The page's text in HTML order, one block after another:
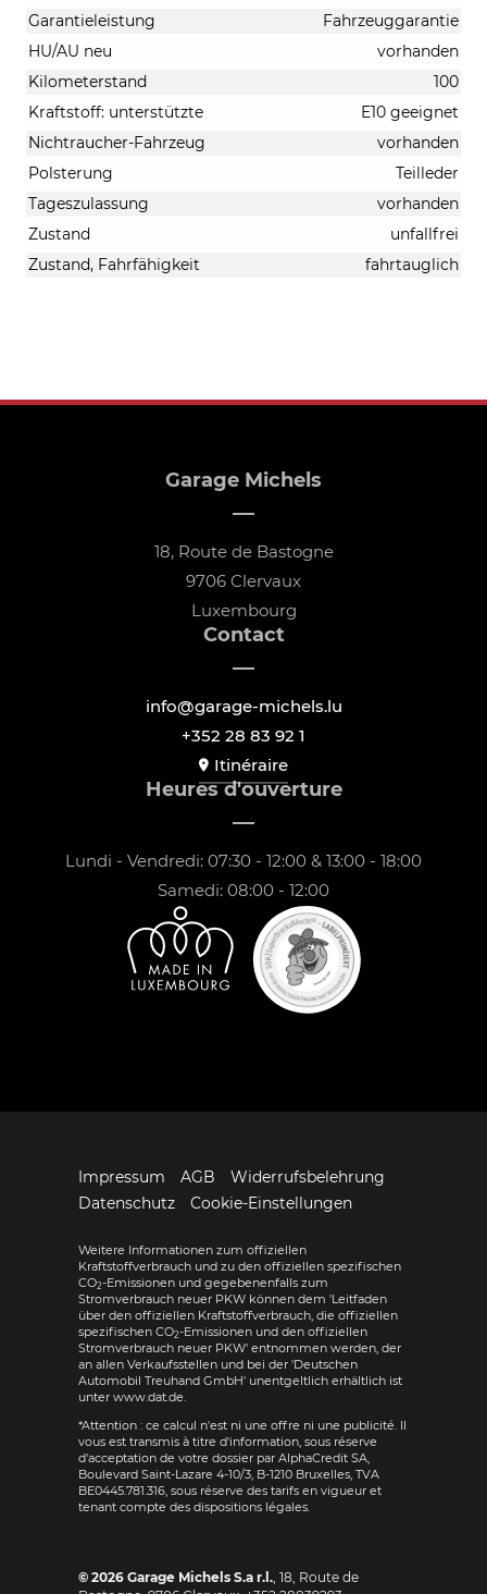
Garantieleistung
Fahrzeuggarantie
HU/AU neu
vorhanden
Kilometerstand
100
Kraftstoff: unterstützte
E10 geeignet
Nichtraucher-Fahrzeug
vorhanden
Polsterung
Teilleder
Tageszulassung
vorhanden
Zustand
unfallfrei
Zustand, Fahrfähigkeit
fahrtauglich
Garage Michels
18, Route de Bastogne
9706 Clervaux
Luxembourg
Contact
info@garage-michels.lu
+352 28 83 92 1
Itinéraire
Heures d'ouverture
Lundi - Vendredi: 07:30 - 12:00 & 13:00 - 18:00
Samedi: 08:00 - 12:00
Impressum AGB
Widerrufsbelehrung
Datenschutz
Cookie-Einstellungen
Weitere Informationen zum offiziellen
Kraftstoffverbrauch und zu den offiziellen spezifischen
CO2-Emissionen und gegebenenfalls zum
Stromverbrauch neuer PKW können dem 'Leitfaden
über den offiziellen Kraftstoffverbrauch, die offiziellen
spezifischen CO2-Emissionen und den offiziellen
Stromverbrauch neuer PKW' entnommen werden, der
an allen Verkaufsstellen und bei der 'Deutschen
Automobil Treuhand GmbH' unentgeltlich erhältlich ist
unter www.dat.de.
*Attention : ce calcul n'est ni une offre ni une publicité. Il
vous est transmis à titre d'information, sous réserve
d'acceptation de votre dossier par AlphaCredit SA,
Boulevard Saint-Lazare 4-10/3, B-1210 Bruxelles, TVA
BE0445.781.316, sous réserve des tarifs en vigueur et
tenant compte des dispositions légales.
© 2026 Garage Michels S.a r.l., 18, Route de